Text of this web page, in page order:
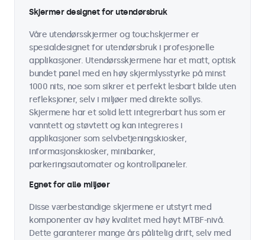
Skjermer designet for utendørsbruk
Våre utendørsskjermer og touchskjermer er
spesialdesignet for utendørsbruk i profesjonelle
applikasjoner. Utendørsskjermene har et matt, optisk
bundet panel med en høy skjermlysstyrke på minst
1000 nits, noe som sikrer et perfekt lesbart bilde uten
refleksjoner, selv i miljøer med direkte sollys.
Skjermene har et solid lett integrerbart hus som er
vanntett og støvtett og kan integreres i
applikasjoner som selvbetjeningskiosker,
informasjonskiosker, minibanker,
parkeringsautomater og kontrollpaneler.
Egnet for alle miljøer
Disse værbestandige skjermene er utstyrt med
komponenter av høy kvalitet med høyt MTBF-nivå.
Dette garanterer mange års pålitelig drift, selv med